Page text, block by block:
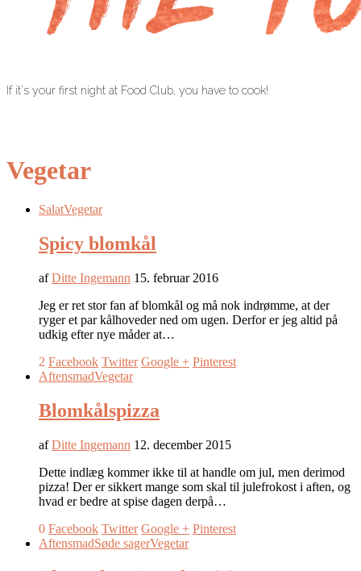
If it's your first night at Food Club, you have to cook!
Vegetar
SalatVegetar
Spicy blomkål
afDitte Ingemann 15. februar 2016
Jeg er ret stor fan af blomkål og må nok indrømme, at der
ryger et par kålhoveder ned om ugen. Derfor er jeg altid på
udkig efter nye måder at…
2 Facebook Twitter Google + Pinterest
AftensmadVegetar
Blomkålspizza
afDitte Ingemann 12. december 2015
Dette indlæg kommer ikke til at handle om jul, men derimod
pizza! Der er sikkert mange som skal til julefrokost i aften, og
hvad er bedre at spise dagen derpå…
0 Facebook Twitter Google + Pinterest
AftensmadSøde sagerVegetar